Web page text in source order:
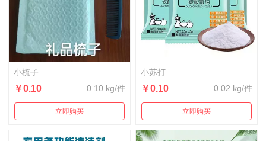
小梳子
￥0.10 0.10 kg/件
立即购买
小苏打
￥0.10 0.02 kg/件
立即购买